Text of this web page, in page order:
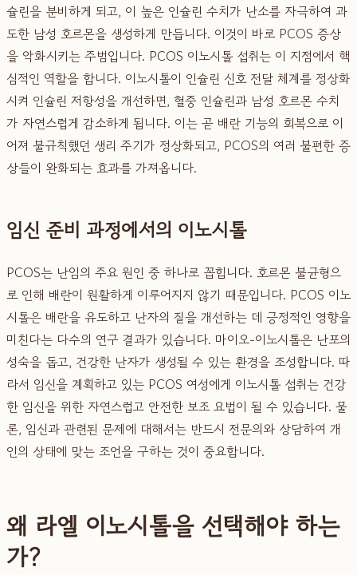
슐린을 분비하게 되고, 이 높은 인슐린 수치가 난소를 자극하여 과
도한 남성 호르몬을 생성하게 만듭니다. 이것이 바로 PCOS 증상
을 악화시키는 주범입니다. PCOS 이노시톨 섭취는 이 지점에서 핵
심적인 역할을 합니다. 이노시톨이 인슐린 신호 전달 체계를 정상화
시켜 인슐린 저항성을 개선하면, 혈중 인슐린과 남성 호르몬 수치
가 자연스럽게 감소하게 됩니다. 이는 곧 배란 기능의 회복으로 이
어져 불규칙했던 생리 주기가 정상화되고, PCOS의 여러 불편한 증
상들이 완화되는 효과를 가져옵니다.
임신 준비 과정에서의 이노시톨
PCOS는 난임의 주요 원인 중 하나로 꼽힙니다. 호르몬 불균형으
로 인해 배란이 원활하게 이루어지지 않기 때문입니다. PCOS 이노
시톨은 배란을 유도하고 난자의 질을 개선하는 데 긍정적인 영향을
미친다는 다수의 연구 결과가 있습니다. 마이오-이노시톨은 난포의
성숙을 돕고, 건강한 난자가 생성될 수 있는 환경을 조성합니다. 따
라서 임신을 계획하고 있는 PCOS 여성에게 이노시톨 섭취는 건강
한 임신을 위한 자연스럽고 안전한 보조 요법이 될 수 있습니다. 물
론, 임신과 관련된 문제에 대해서는 반드시 전문의와 상담하여 개
인의 상태에 맞는 조언을 구하는 것이 중요합니다.
왜 라엘 이노시톨을 선택해야 하는
가?